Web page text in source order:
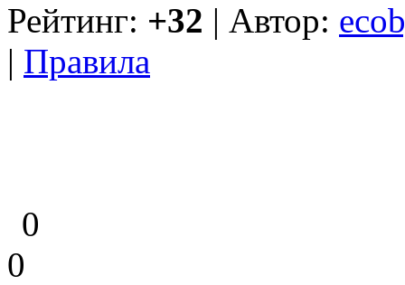
Рейтинг: +32 | Автор:
| Правила
0
0